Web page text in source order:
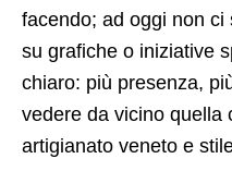
facendo; ad oggi non
su grafiche o iniziative
chiaro: più presenza,
vedere da vicino quella
artigianato veneto e